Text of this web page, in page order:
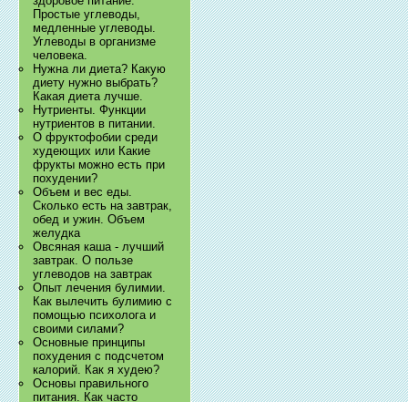
Простые углеводы,
медленные углеводы.
Углеводы в организме
человека.
Нужна ли диета? Какую
диету нужно выбрать?
Какая диета лучше.
Нутриенты. Функции
нутриентов в питании.
О фруктофобии среди
худеющих или Какие
фрукты можно есть при
похудении?
Объем и вес еды.
Сколько есть на завтрак,
обед и ужин. Объем
желудка
Овсяная каша - лучший
завтрак. О пользе
углеводов на завтрак
Опыт лечения булимии.
Как вылечить булимию с
помощью психолога и
своими силами?
Основные принципы
похудения с подсчетом
калорий. Как я худею?
Основы правильного
питания. Как часто